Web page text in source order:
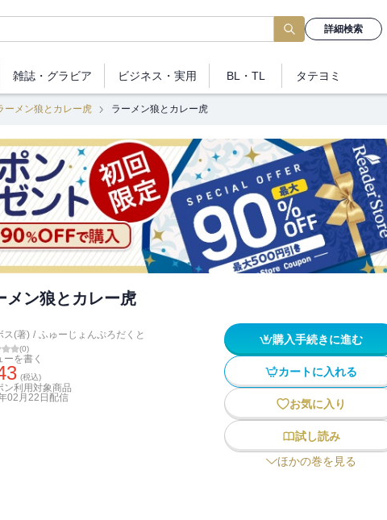
詳細検索
雑誌・ グラビア ビジネス ・実用 BL・TL タテヨミ
ーメン狼とカレー虎 ラーメン狼とカレー虎
メン狼とカレー虎
ス(著) / ふゅーじょんぷろだくと
(0)
ーを書く
(税込)
ン利用対象商品
02月22日 配信
購入手続きに進む
カートに入れる
お気に入り
試し読み
ほかの巻を見る